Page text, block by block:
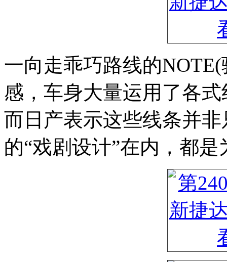
一向走乖巧路线的
感，车身大量运用了各
而日产表示这些线条并
的“戏剧设计”在内，都